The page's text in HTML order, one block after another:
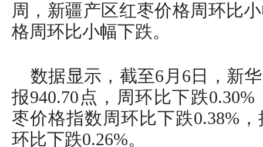
周，新疆产区红枣价格周环比
格周环比小幅下跌。
数据显示，截至6月6日，新
报940.70点，周环比下跌
枣价格指数周环比下跌0.38%
环比下跌0.26%。